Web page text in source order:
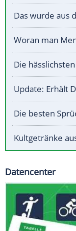
Das wurde aus
Woran man
Die
Update: Erhält
Die besten
Kultgetränke
Datencenter